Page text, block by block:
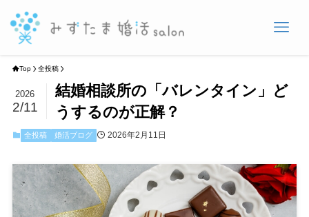
Top 全投稿
結婚相談所の「バレンタイン」ど
うするのが正解？
2026
2/11
全投稿 婚活ブログ 2026年2月11日